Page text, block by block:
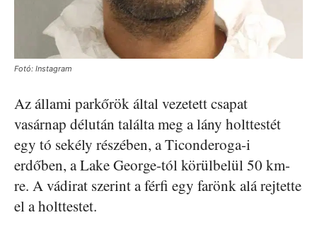
Fotó: Instagram
Az állami parkőrök által vezetett csapat
vasárnap délután találta meg a lány holttestét
egy tó sekély részében, a Ticonderoga-i
erdőben, a Lake George-tól körülbelül 50 km-
re. A vádirat szerint a férfi egy farönk alá rejtette
el a holttestet.